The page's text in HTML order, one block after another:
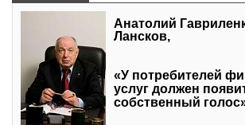
Анатолий
Лансков,
«У потребителей
услуг должен
собственный